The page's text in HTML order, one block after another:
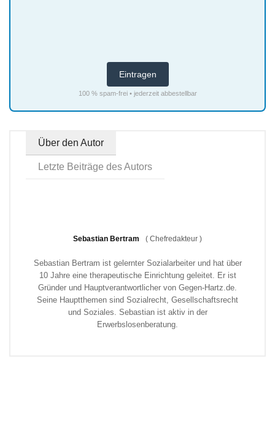
100 % spam-frei • jederzeit abbestellbar
Über den Autor
Letzte Beiträge des Autors
Sebastian Bertram ( Chefredakteur )
Sebastian Bertram ist gelernter Sozialarbeiter und hat über
10 Jahre eine therapeutische Einrichtung geleitet. Er ist
Gründer und Hauptverantwortlicher von Gegen-Hartz.de.
Seine Hauptthemen sind Sozialrecht, Gesellschaftsrecht
und Soziales. Sebastian ist aktiv in der
Erwerbslosenberatung.